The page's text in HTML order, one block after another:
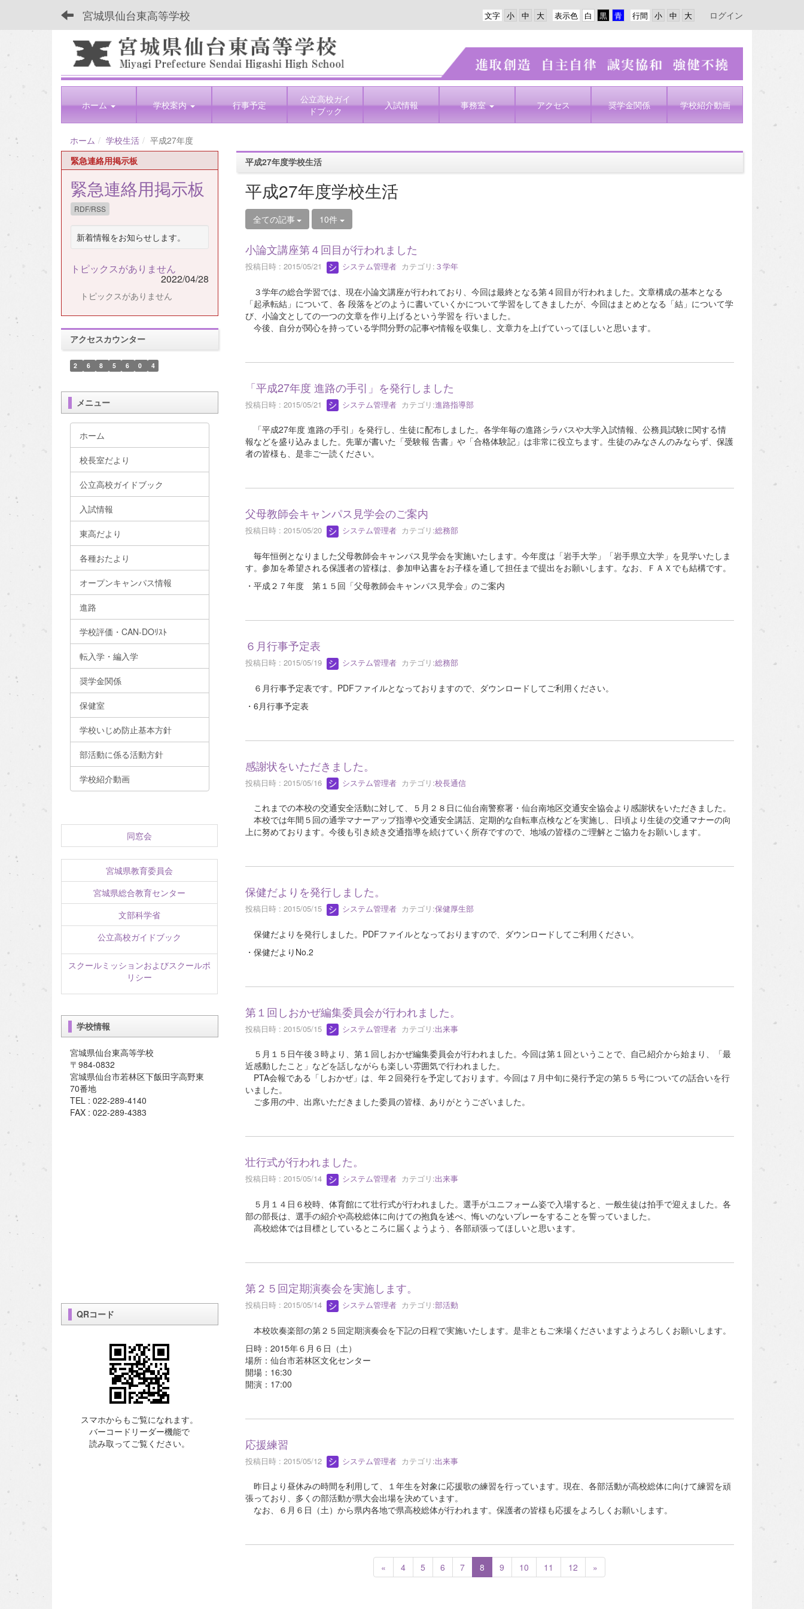
宮城県仙台東高等学校 行間
表示色
文字 ログイン
ホーム 学校案内 行事予定
公立高校ガイ
ドブック
入試情報 事務室 アクセス 奨学金関係 学校紹介動画
ホーム 学校生活
平成27年度
平成27年度学校生活
平成27年度学校生活
全ての記事 10件
小論文講座第４回目が行われました
投稿日時 : 2015/05/21 システム管理者カテゴリ: ３学年
３学年の総合学習では、現在小論文講座が行われており、今回は最終となる第４回目が行われました。文章構成の基本となる
「起承転結」について、各 段落をどのように書いていくかについて学習をしてきましたが、今回はまとめとなる「結」について学
び、小論文としての一つの文章を作り上げるという学習を 行いました。
今後、自分が関心を持っている学問分野の記事や情報を収集し、文章力を上げていってほしいと思います。
「平成27年度 進路の手引」を発行しました
投稿日時 : 2015/05/21 システム管理者カテゴリ:進路指導部
「平成27年度 進路の手引」を発行し、生徒に配布しました。各学年毎の進路シラバスや大学入試情報、公務員試験に関する情
報などを盛り込みました。先輩が書いた「受験報 告書」や「合格体験記」は非常に役立ちます。生徒のみなさんのみならず、保護
者の皆様も、是非ご一読ください。
父母教師会キャンパス見学会のご案内
投稿日時 : 2015/05/20 システム管理者カテゴリ:総務部
毎年恒例となりました父母教師会キャンパス見学会を実施いたします。今年度は「岩手大学」「岩手県立大学」を見学いたしま
す。参加を希望される保護者の皆様は、参加申込書をお子様を通して担任まで提出をお願いします。なお、ＦＡＸでも結構です。
・平成２７年度 第１５回「父母教師会キャンパス見学会」のご案内
６月行事予定表
投稿日時 : 2015/05/19 システム管理者カテゴリ:総務部
６月行事予定表です。PDFファイルとなっておりますので、ダウンロードしてご利用ください。
・6月行事予定表
感謝状をいただきました。
投稿日時 : 2015/05/16 システム管理者カテゴリ:校長通信
これまでの本校の交通安全活動に対して、５月２８日に仙台南警察署・仙台南地区交通安全協会より感謝状をいただきました。
本校では年間５回の通学マナーアップ指導や交通安全講話、定期的な自転車点検などを実施し、日頃より生徒の交通マナーの向
上に努めております。今後も引き続き交通指導を続けていく所存ですので、地域の皆様のご理解とご協力をお願いします。
保健だよりを発行しました。
投稿日時 : 2015/05/15 システム管理者カテゴリ:保健厚生部
保健だよりを発行しました。PDFファイルとなっておりますので、ダウンロードしてご利用ください。
・保健だよりNo.2
第１回しおかぜ編集委員会が行われました。
投稿日時 : 2015/05/15 システム管理者カテゴリ:出来事
５月１５日午後３時より、第１回しおかぜ編集委員会が行われました。今回は第１回ということで、自己紹介から始まり、「最
近感動したこと」などを話しながらも楽しい雰囲気で行われました。
PTA会報である「しおかぜ」は、年２回発行を予定しております。今回は７月中旬に発行予定の第５５号についての話合いを行
いました。
ご多用の中、出席いただきました委員の皆様、ありがとうございました。
壮行式が行われました。
投稿日時 : 2015/05/14 システム管理者カテゴリ:出来事
５月１４日６校時、体育館にて壮行式が行われました。選手がユニフォーム姿で入場すると、一般生徒は拍手で迎えました。各
部の部長は、選手の紹介や高校総体に向けての抱負を述べ、悔いのないプレーをすることを誓っていました。
高校総体では目標としているところに届くようよう、各部頑張ってほしいと思います。
第２５回定期演奏会を実施します。
投稿日時 : 2015/05/14 システム管理者カテゴリ:部活動
本校吹奏楽部の第２５回定期演奏会を下記の日程で実施いたします。是非ともご来場くださいますようよろしくお願いします。
日時：2015年６月６日（土）
場所：仙台市若林区文化センター
開場：16:30
開演：17:00
応援練習
投稿日時 : 2015/05/12 システム管理者カテゴリ:出来事
昨日より昼休みの時間を利用して、１年生を対象に応援歌の練習を行っています。現在、各部活動が高校総体に向けて練習を頑
張っており、多くの部活動が県大会出場を決めています。
なお、６月６日（土）から県内各地で県高校総体が行われます。保護者の皆様も応援をよろしくお願いします。
« 4 5 6 7 8 9 10 11 12 »
緊急連絡用掲示板
緊急連絡用掲示板
RDF/RSS
新着情報をお知らせします。
トピックスがありません
2022/04/28
トピックスがありません
アクセスカウンター
2 6 8 5 6 0 4
メニュー
ホーム
校長室だより
公立高校ガイドブック
入試情報
東高だより
各種おたより
オープンキャンパス情報
進路
学校評価・CAN-DOﾘｽﾄ
転入学・編入学
奨学金関係
保健室
学校いじめ防止基本方針
部活動に係る活動方針
学校紹介動画
同窓会
宮城県教育委員会
宮城県総合教育センター
文部科学省
公立高校ガイドブック
スクールミッションおよびスクールポ
リシー
学校情報
宮城県仙台東高等学校
〒984-0832
宮城県仙台市若林区下飯田字高野東
70番地
TEL : 022-289-4140
FAX : 022-289-4383
QRコード
スマホからもご覧になれます。
バーコードリーダー機能で
読み取ってご覧ください。